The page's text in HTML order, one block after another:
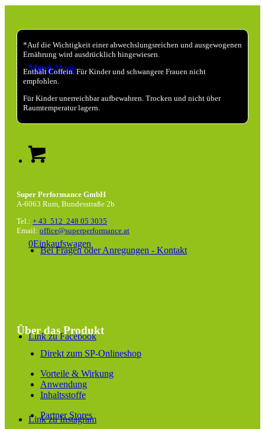
Menü Menü
0Einkaufswagen
Link zu Facebook
Link zu Instagram
*Auf die Wichtigkeit einer abwechslungsreichen und ausgewogenen
Ernährung wird ausdrücklich hingewiesen.
Enthält Coffein. Für Kinder und schwangere Frauen nicht
empfohlen.
Für Kinder unerreichbar aufbewahren. Trocken und nicht über
Raumtemperatur lagern.
Super Performance GmbH
A-6063 Rum, Bundesstraße 2b
Tel.: + 43 512 248 05 3035
Email: office@superperformance.at
Bei Fragen oder Anregungen - Kontakt
Über das Produkt
Direkt zum SP-Onlineshop
Vorteile & Wirkung
Anwendung
Inhaltsstoffe
Partner Stores